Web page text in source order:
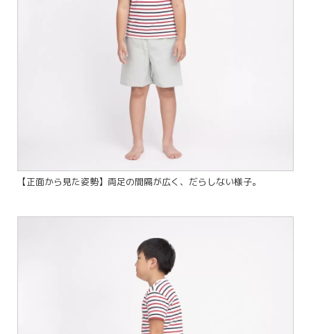
【正面から見た姿勢】両足の間隔が広く、だらしない様子。